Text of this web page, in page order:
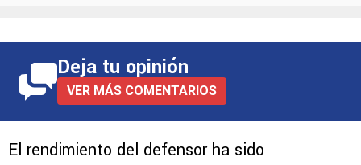
Deja tu opinión
VER MÁS COMENTARIOS
El rendimiento del defensor ha sido